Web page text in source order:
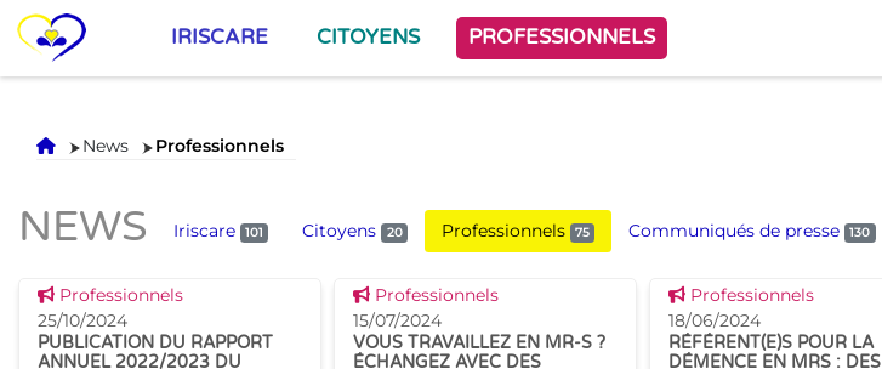
IRISCARE CITOYENS PROFESSIONNELS
Accueil
News Professionnels
NEWS Iriscare 101 Citoyens 20 Professionnels 75 Communiqués de presse 130
Voir cette news
Professionnels
25/10/2024
PUBLICATION DU RAPPORT
ANNUEL 2022/2023 DU
Voir cette news
Professionnels
15/07/2024
VOUS TRAVAILLEZ EN MR-S ?
ÉCHANGEZ AVEC DES
Voir cette news
Professionnels
18/06/2024
RÉFÉRENT(E)S POUR LA
DÉMENCE EN MRS : DES